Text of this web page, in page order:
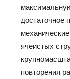
достаточное
ячеистых
повторения